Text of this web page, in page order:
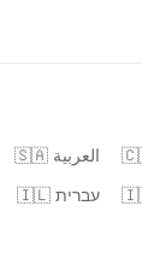
🇸🇦 العربية
🇮🇱 עברית